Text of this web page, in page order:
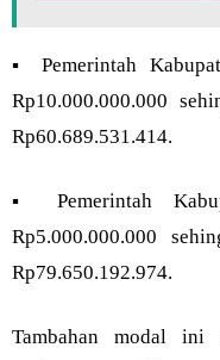
▪︎ Pemerintah
Rp10.000.000.000
Rp60.689.531.414.
▪︎ Pemerintah
Rp5.000.000.000
Rp79.650.192.974.
Tambahan modal ini